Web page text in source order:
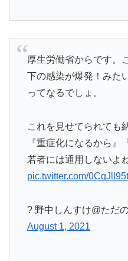
厚生労働省からです。
下の感染が爆発！みた
ってなるでしょ。
これを見せてられても
『重症化になるから』
若者には通用しないよね
pic.twitter.com/
? 野中しんすけ@ただ
August 1, 2021